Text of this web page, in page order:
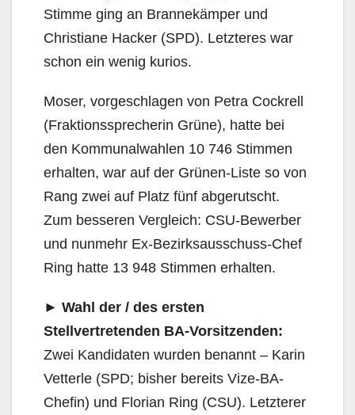
Stimme ging an Brannekämper und
Christiane Hacker (SPD). Letzteres war
schon ein wenig kurios.
Moser, vorgeschlagen von Petra Cockrell
(Fraktionssprecherin Grüne), hatte bei
den Kommunalwahlen 10 746 Stimmen
erhalten, war auf der Grünen-Liste so von
Rang zwei auf Platz fünf abgerutscht.
Zum besseren Vergleich: CSU-Bewerber
und nunmehr Ex-Bezirksausschuss-Chef
Ring hatte 13 948 Stimmen erhalten.
► Wahl der / des ersten
Stellvertretenden BA-Vorsitzenden:
Zwei Kandidaten wurden benannt – Karin
Vetterle (SPD; bisher bereits Vize-BA-
Chefin) und Florian Ring (CSU). Letzterer